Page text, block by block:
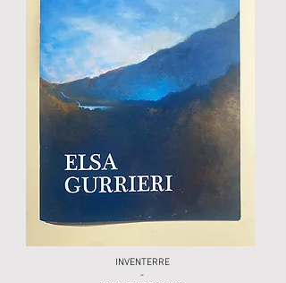
INVENTERRE
-